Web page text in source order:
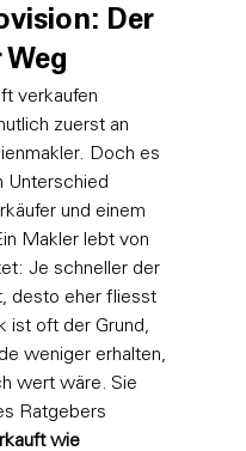
Der
verkaufen
zuerst an
Doch es
Unterschied
und einem
Makler lebt von
Je schneller der
desto eher fliesst
ist oft der Grund,
weniger erhalten,
wert wäre. Sie
Ratgebers
wie